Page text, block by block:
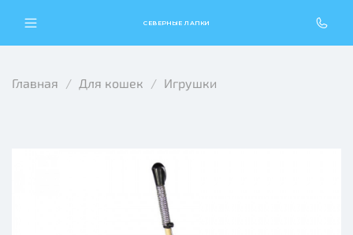
СЕВЕРНЫЕ ЛАПКИ
Главная Для кошек Игрушки